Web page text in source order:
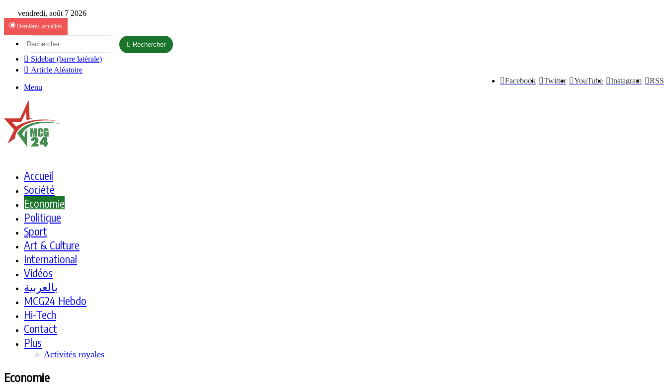
vendredi, août 7 2026
Dernières actualités
Rechercher
Sidebar (barre latérale)
Article Aléatoire
RSS
Instagram
YouTube
Twitter
Facebook
Menu
Accueil
Société
Economie
Politique
Sport
Art & Culture
International
Vidéos
بالعربية
MCG24 Hebdo
Hi-Tech
Contact
Plus
Activités royales
Economie